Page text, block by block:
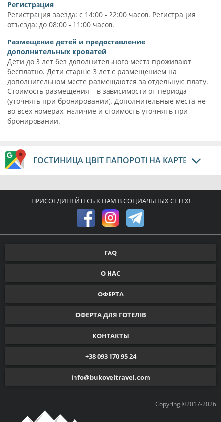
Регистрация
Регистрация заезда: с 14:00 - 22:00 часов. Регистрация
отъезда: до 08:00 - 11:00 часов.
Размещение детей и предоставление
дополнительных кроватей
Дети до 3 лет без дополнительного места проживают
бесплатно. Дети старше 3 лет с размещением на
дополнительном месте размещаются за отдельную плату.
Стоимость размещения – в зависимости от периода
(уточнять при бронировании). Дополнительные места не
во всех номерах, наличие и стоимость уточнять при
бронировании.
ГОСТИНИЦА ЦВІТ ПАПОРОТІ НА КАРТЕ
ПРИСОЕДИНЯЙТЕСЬ К НАМ В СОЦИАЛЬНЫХ СЕТЯХ!
Copyring ©2017-2026
FAQ
О НАС
ОФЕРТА
ОФЕРТА ДЛЯ ГОТЕЛІВ
КОНТАКТЫ
+38 093 170 95 24
info@bukoveltravel.com